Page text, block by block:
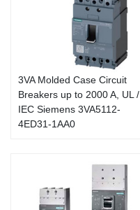
3VA Molded Case Circuit
Breakers up to 2000 A, UL /
IEC Siemens 3VA5112-
4ED31-1AA0